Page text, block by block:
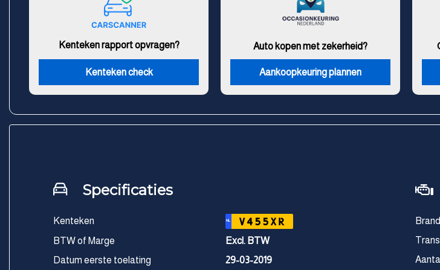
Kenteken rapport opvragen?
Kenteken check
Auto kopen met zekerheid?
Aankoopkeuring plannen
Specificaties
Kenteken NL V455XR
BTW of Marge
Excl. BTW
Datum eerste toelating
29-03-2019